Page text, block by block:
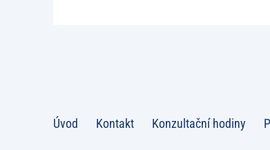
Úvod Kontakt Konzultační hodiny